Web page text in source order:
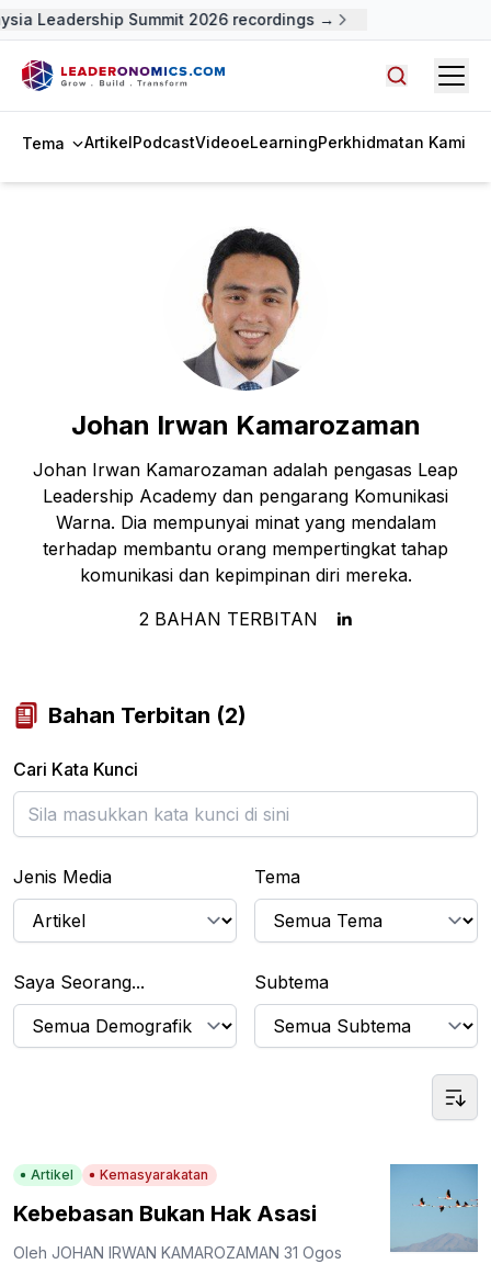
Leadership Summit 2026 recordings →
Tema ArtikelPodcastVideoeLearningPerkhidmatan Kami
Johan Irwan Kamarozaman
Johan Irwan Kamarozaman adalah pengasas Leap
Leadership Academy dan pengarang Komunikasi
Warna. Dia mempunyai minat yang mendalam
terhadap membantu orang mempertingkat tahap
komunikasi dan kepimpinan diri mereka.
2 BAHAN TERBITAN
Bahan Terbitan (2)
Cari Kata Kunci
Jenis Media Tema
Saya Seorang... Subtema
Artikel Kemasyarakatan
Kebebasan Bukan Hak Asasi
Oleh JOHAN IRWAN KAMAROZAMAN 31 Ogos